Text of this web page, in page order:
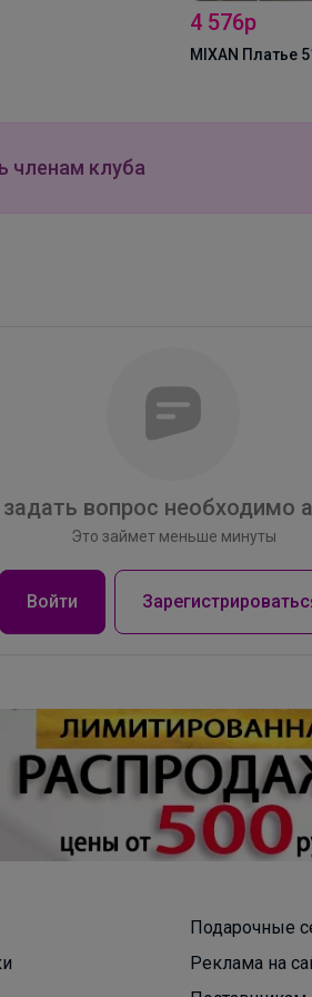
4 576р
MIXAN Платье
членам клуба
вопрос необходимо
Это займет меньше минуты
Войти
Подарочные
Реклама на